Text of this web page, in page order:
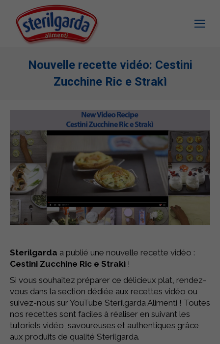
Nouvelle recette vidéo: Cestini
Zucchine Ric e Strakì
Sterilgarda a publié une nouvelle recette vidéo :
Cestini Zucchine Ric e Strakì !
Si vous souhaitez préparer ce délicieux plat, rendez-
vous dans la section dédiée aux recettes vidéo ou
suivez-nous sur YouTube Sterilgarda Alimenti ! Toutes
nos recettes sont faciles à réaliser en suivant les
tutoriels vidéo, savoureuses et authentiques grâce
aux produits de qualité Sterilgarda.